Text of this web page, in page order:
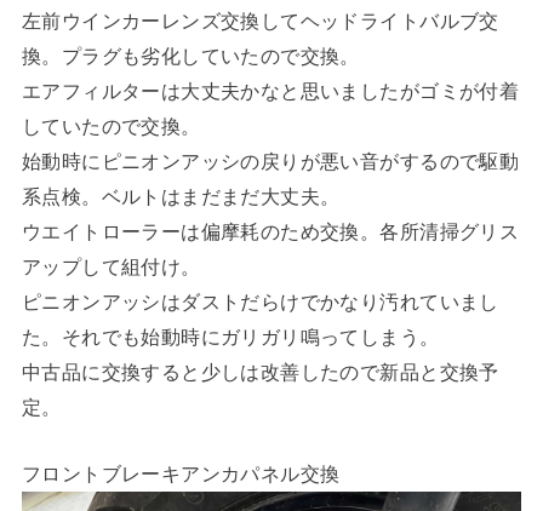
左前ウインカーレンズ交換してヘッドライトバルブ交
換。プラグも劣化していたので交換。
エアフィルターは大丈夫かなと思いましたがゴミが付着
していたので交換。
始動時にピニオンアッシの戻りが悪い音がするので駆動
系点検。ベルトはまだまだ大丈夫。
ウエイトローラーは偏摩耗のため交換。各所清掃グリス
アップして組付け。
ピニオンアッシはダストだらけでかなり汚れていまし
た。それでも始動時にガリガリ鳴ってしまう。
中古品に交換すると少しは改善したので新品と交換予
定。
フロントブレーキアンカパネル交換